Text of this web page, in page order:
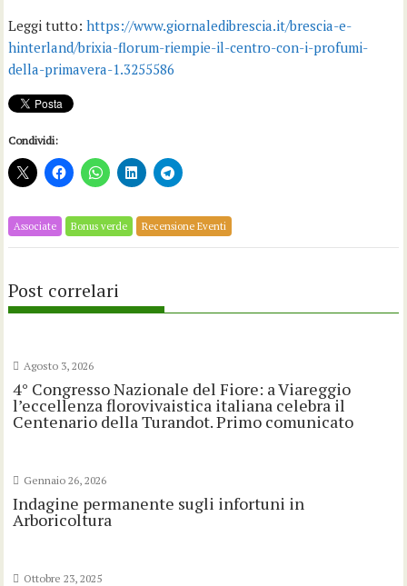
Leggi tutto: https://www.giornaledibrescia.it/brescia-e-
hinterland/brixia-florum-riempie-il-centro-con-i-profumi-
della-primavera-1.3255586
Condividi:
Associate Bonus verde Recensione Eventi
Post correlari
Agosto 3, 2026
4° Congresso Nazionale del Fiore: a Viareggio
l’eccellenza florovivaistica italiana celebra il
Centenario della Turandot. Primo comunicato
Gennaio 26, 2026
Indagine permanente sugli infortuni in
Arboricoltura
Ottobre 23, 2025